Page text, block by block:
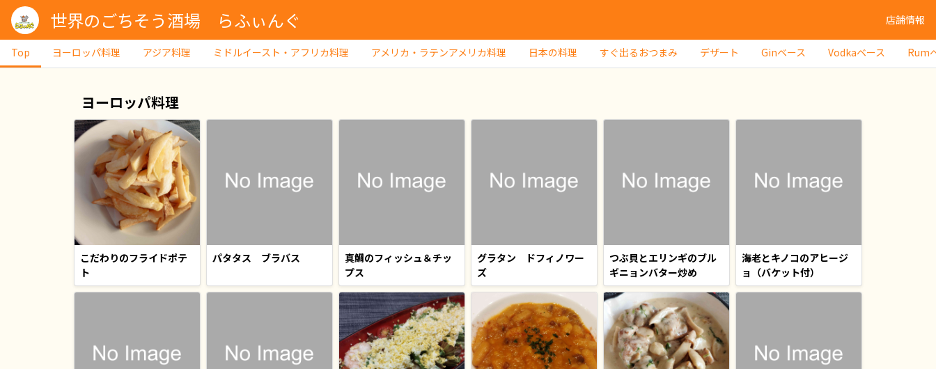
世界のごちそう酒場 らふぃんぐ 店舗情報
Top ヨーロッパ料理 アジア料理 ミドルイースト・アフリカ料理 アメリカ・ラテンアメリカ料理 日本の料理 すぐ出るおつまみ デザート Ginベース Vodkaベース Rum
ヨーロッパ料理
こだわりのフライドポテ
ト
パタタス ブラバス
真鯛のフィッシュ＆チッ
プス
グラタン ドフィノワー
ズ
つぶ貝とエリンギのブル
ギニョンバター炒め
海老とキノコのアヒージ
ョ（バケット付）